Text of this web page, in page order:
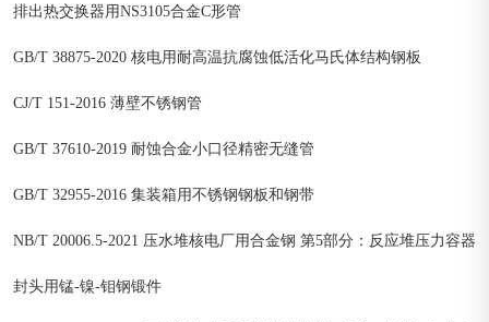
排出热交换器用NS3105合金C形管
GB/T 38875-2020 核电用耐高温抗腐蚀低活化马氏体结构钢板
CJ/T 151-2016 薄壁不锈钢管
GB/T 37610-2019 耐蚀合金小口径精密无缝管
GB/T 32955-2016 集装箱用不锈钢钢板和钢带
NB/T 20006.5-2021 压水堆核电厂用合金钢 第5部分：反应堆压力容器
封头用锰-镍-钼钢锻件